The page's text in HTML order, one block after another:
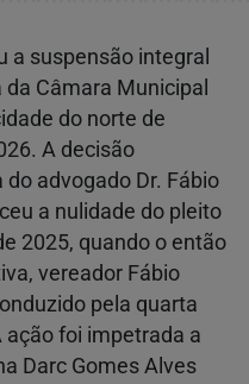
a suspensão integral
Câmara Municipal
do norte de
A decisão
advogado Dr. Fábio
a nulidade do pleito
2025, quando o então
vereador Fábio
pela quarta
ação foi impetrada a
Darc Gomes Alves